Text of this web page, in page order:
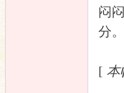
闷
分
[ 本